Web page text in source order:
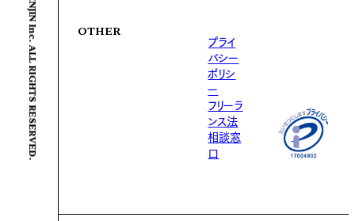
© ENJIN Inc. ALL RIGHTS RESERVED.
OTHER
プライ
バシー
ポリシ
ー
フリーラ
ンス法
相談窓
口